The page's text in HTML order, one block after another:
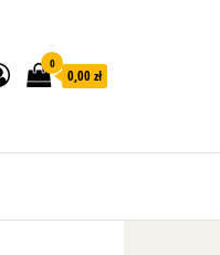
0
0,00 zł